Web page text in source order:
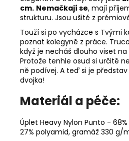
cm. Nemačkají se, mají
strukturu. Jsou ušité z
Touží si po vycházce s Tvými
poznat kolegyně z práce.
když je necháš dlouho viset
Protože tenhle osud si určitě
ně podívej. A teď si je
dvojka!
Materiál a péče:
Úplet Heavy Nylon Punto -
27% polyamid, gramáž 330 g/